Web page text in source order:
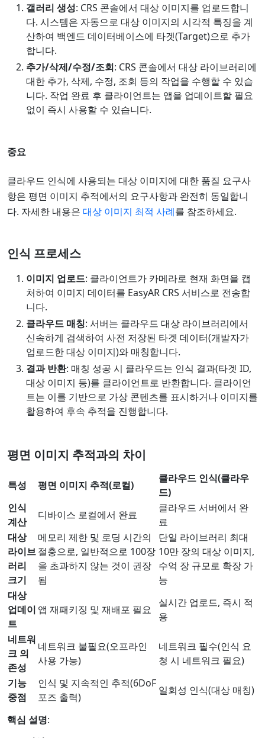
갤러리 생성: CRS 콘솔에서 대상 이미지를 업로드합니
다. 시스템은 자동으로 대상 이미지의 시각적 특징을 계
산하여 백엔드 데이터베이스에 타겟(Target)으로 추가
합니다.
추가/삭제/수정/조회: CRS 콘솔에서 대상 라이브러리에
대한 추가, 삭제, 수정, 조회 등의 작업을 수행할 수 있습
니다. 작업 완료 후 클라이언트는 앱을 업데이트할 필요
없이 즉시 사용할 수 있습니다.
중요
클라우드 인식에 사용되는 대상 이미지에 대한 품질 요구사
항은 평면 이미지 추적에서의 요구사항과 완전히 동일합니
다. 자세한 내용은 대상 이미지 최적 사례를 참조하세요.
인식 프로세스
이미지 업로드: 클라이언트가 카메라로 현재 화면을 캡
처하여 이미지 데이터를 EasyAR CRS 서비스로 전송합
니다.
클라우드 매칭: 서버는 클라우드 대상 라이브러리에서
신속하게 검색하여 사전 저장된 타겟 데이터(개발자가
업로드한 대상 이미지)와 매칭합니다.
결과 반환: 매칭 성공 시 클라우드는 인식 결과(타겟 ID,
대상 이미지 등)를 클라이언트로 반환합니다. 클라이언
트는 이를 기반으로 가상 콘텐츠를 표시하거나 이미지를
활용하여 후속 추적을 진행합니다.
평면 이미지 추적과의 차이
특성 평면 이미지 추적(로컬)
클라우드 인식(클라우
드)
인식
계산
디바이스 로컬에서 완료
클라우드 서버에서 완
료
대상
라이브
러리
크기
메모리 제한 및 로딩 시간의
절충으로, 일반적으로 100장
을 초과하지 않는 것이 권장
됨
단일 라이브러리 최대
10만 장의 대상 이미지,
수억 장 규모로 확장 가
능
대상
업데이
트
앱 재패키징 및 재배포 필요
실시간 업로드, 즉시 적
용
네트워
크 의
존성
네트워크 불필요(오프라인
사용 가능)
네트워크 필수(인식 요
청 시 네트워크 필요)
기능
중점
인식 및 지속적인 추적(6DoF
포즈 출력)
일회성 인식(대상 매칭)
핵심 설명: